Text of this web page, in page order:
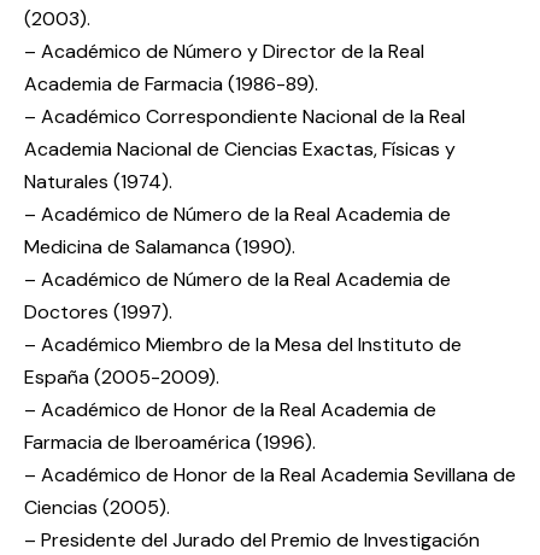
(2003).
– Académico de Número y Director de la Real
Academia de Farmacia (1986-89).
– Académico Correspondiente Nacional de la Real
Academia Nacional de Ciencias Exactas, Físicas y
Naturales (1974).
– Académico de Número de la Real Academia de
Medicina de Salamanca (1990).
– Académico de Número de la Real Academia de
Doctores (1997).
– Académico Miembro de la Mesa del Instituto de
España (2005-2009).
– Académico de Honor de la Real Academia de
Farmacia de Iberoamérica (1996).
– Académico de Honor de la Real Academia Sevillana de
Ciencias (2005).
– Presidente del Jurado del Premio de Investigación